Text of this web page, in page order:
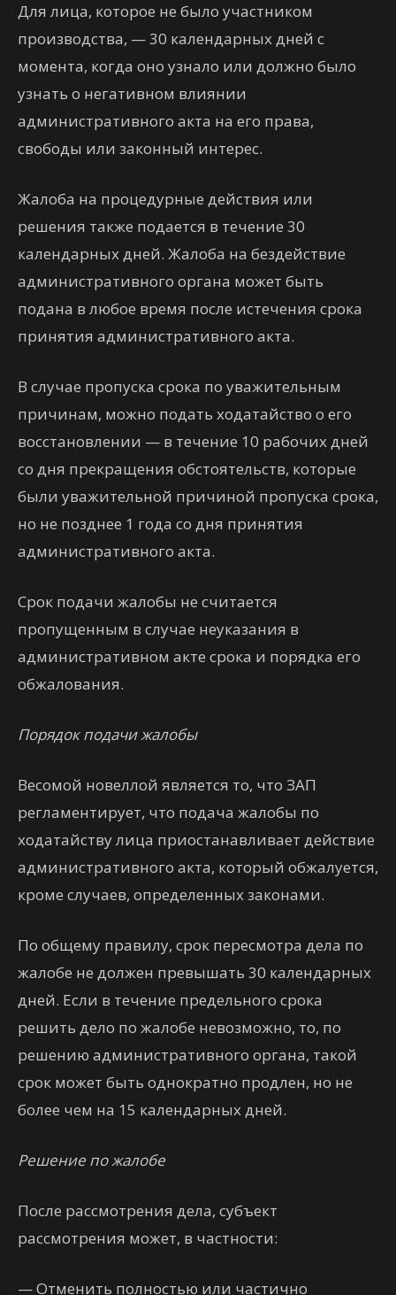
Для лица, которое не было участником
производства, — 30 календарных дней с
момента, когда оно узнало или должно было
узнать о негативном влиянии
административного акта на его права,
свободы или законный интерес.
Жалоба на процедурные действия или
решения также подается в течение 30
календарных дней. Жалоба на бездействие
административного органа может быть
подана в любое время после истечения срока
принятия административного акта.
В случае пропуска срока по уважительным
причинам, можно подать ходатайство о его
восстановлении — в течение 10 рабочих дней
со дня прекращения обстоятельств, которые
были уважительной причиной пропуска срока,
но не позднее 1 года со дня принятия
административного акта.
Срок подачи жалобы не считается
пропущенным в случае неуказания в
административном акте срока и порядка его
обжалования.
Порядок подачи жалобы
Весомой новеллой является то, что ЗАП
регламентирует, что подача жалобы по
ходатайству лица приостанавливает действие
административного акта, который обжалуется,
кроме случаев, определенных законами.
По общему правилу, срок пересмотра дела по
жалобе не должен превышать 30 календарных
дней. Если в течение предельного срока
решить дело по жалобе невозможно, то, по
решению административного органа, такой
срок может быть однократно продлен, но не
более чем на 15 календарных дней.
Решение по жалобе
После рассмотрения дела, субъект
рассмотрения может, в частности:
— Отменить полностью или частично